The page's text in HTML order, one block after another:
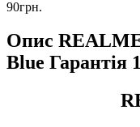
90грн.
Опис
Blue Гарантія